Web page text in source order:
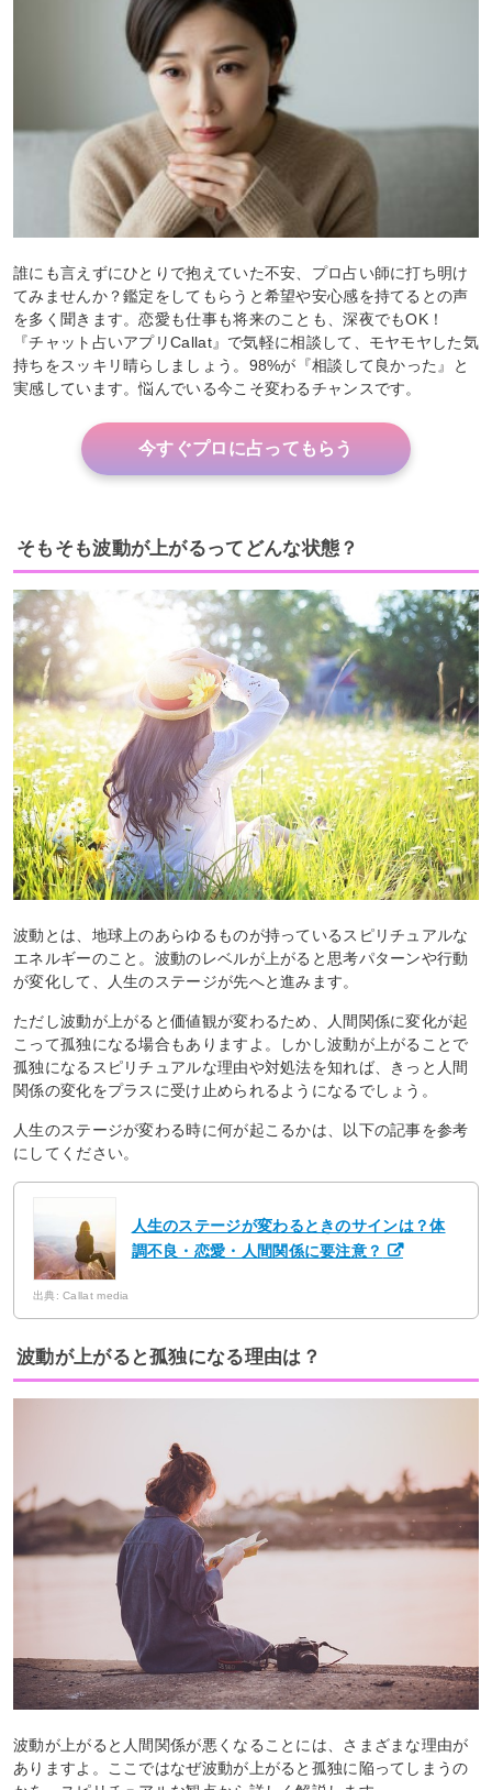
誰にも言えずにひとりで抱えていた不安、プロ占い師に打ち明け
てみませんか？鑑定をしてもらうと希望や安心感を持てるとの声
を多く聞きます。恋愛も仕事も将来のことも、深夜でもOK！
『チャット占いアプリCallat』で気軽に相談して、モヤモヤした気
持ちをスッキリ晴らしましょう。98%が『相談して良かった』と
実感しています。悩んでいる今こそ変わるチャンスです。
今すぐプロに占ってもらう
そもそも波動が上がるってどんな状態？
波動とは、地球上のあらゆるものが持っているスピリチュアルな
エネルギーのこと。波動のレベルが上がると思考パターンや行動
が変化して、人生のステージが先へと進みます。
ただし波動が上がると価値観が変わるため、人間関係に変化が起
こって孤独になる場合もありますよ。しかし波動が上がることで
孤独になるスピリチュアルな理由や対処法を知れば、きっと人間
関係の変化をプラスに受け止められるようになるでしょう。
人生のステージが変わる時に何が起こるかは、以下の記事を参考
にしてください。
人生のステージが変わるときのサインは？体
調不良・恋愛・人間関係に要注意？
出典: Callat media
波動が上がると孤独になる理由は？
波動が上がると人間関係が悪くなることには、さまざまな理由が
ありますよ。ここではなぜ波動が上がると孤独に陥ってしまうの